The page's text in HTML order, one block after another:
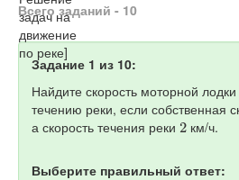
Всего заданий - 10
Задание 1 из 10:
Найдите скорость моторной
течению реки, если собственная
а скорость течения реки 2 км/ч.
Выберите правильный ответ: